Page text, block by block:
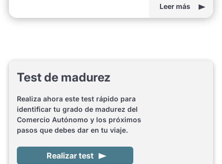
Leer más
Test de madurez
Realiza ahora este test rápido para
identificar tu grado de madurez del
Comercio Autónomo y los próximos
pasos que debes dar en tu viaje.
Realizar test